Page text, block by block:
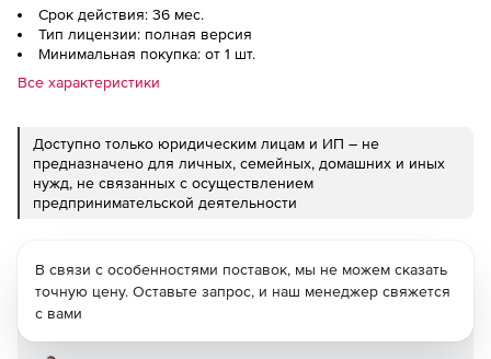
Срок действия: 36 мес.
Тип лицензии: полная версия
Минимальная покупка: от 1 шт.
Все характеристики
Доступно только юридическим лицам и ИП – не
предназначено для личных, семейных, домашних и иных
нужд, не связанных с осуществлением
предпринимательской деятельности
В связи с особенностями поставок, мы не можем сказать
точную цену. Оставьте запрос, и наш менеджер свяжется
с вами